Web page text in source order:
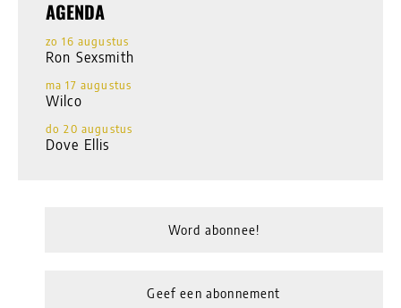
AGENDA
zo 16 augustus
Ron Sexsmith
ma 17 augustus
Wilco
do 20 augustus
Dove Ellis
Word abonnee!
Geef een abonnement